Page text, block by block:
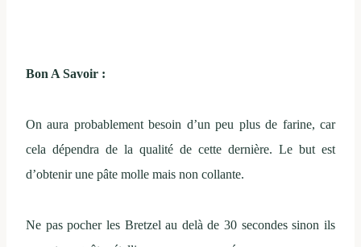
Bon A Savoir :
On aura probablement besoin d’un peu plus de farine, car
cela dépendra de la qualité de cette dernière. Le but est
d’obtenir une pâte molle mais non collante.
Ne pas pocher les Bretzel au delà de 30 secondes sinon ils